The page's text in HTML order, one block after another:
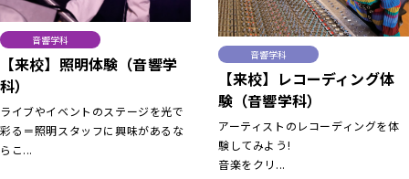
音響学科
【来校】照明体験（音響学
科）
ライブやイベントのステージを光で
彩る＝照明スタッフに興味があるな
らこ...
音響学科
【来校】レコーディング体
験（音響学科）
アーティストのレコーディングを体
験してみよう!
音楽をクリ...